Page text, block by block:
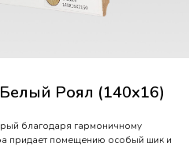
Роял (140х16)
благодаря гармоничному
придает помещению особый шик и